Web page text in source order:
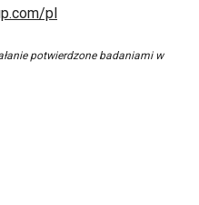
pl
potwierdzone badaniami w